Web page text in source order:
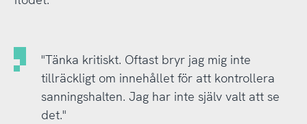
"Tänka kritiskt. Oftast bryr jag mig inte
tillräckligt om innehållet för att kontrollera
sanningshalten. Jag har inte själv valt att se
det."